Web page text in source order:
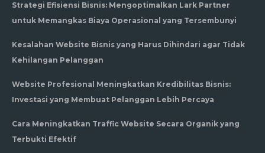
Strategi Efisiensi Bisnis: Mengoptimalkan Lark Partner
untuk Memangkas Biaya Operasional yang Tersembunyi
Kesalahan Website Bisnis yang Harus Dihindari agar Tidak
Kehilangan Pelanggan
Website Profesional Meningkatkan Kredibilitas Bisnis:
Investasi yang Membuat Pelanggan Lebih Percaya
Cara Meningkatkan Traffic Website Secara Organik yang
Terbukti Efektif